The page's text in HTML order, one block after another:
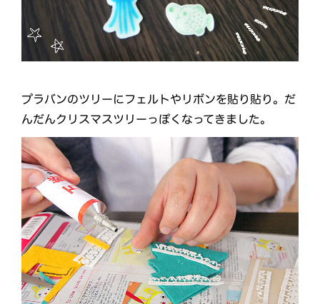
プラバンのツリーにフェルトやリボンを貼り貼り。だ
んだんクリスマスツリーっぽくなってきました。